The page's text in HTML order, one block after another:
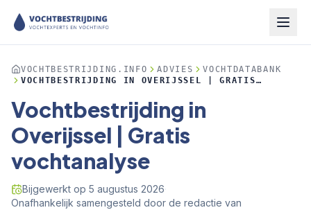
VOCHTBESTRIJDING.INFO ADVIES
VOCHTDATABANK
VOCHTBESTRIJDING IN OVERIJSSEL | GRATIS
Vochtbestrijding in
Overijssel | Gratis
vochtanalyse
Bijgewerkt op 5 augustus 2026·
Onafhankelijk samengesteld door de redactie van